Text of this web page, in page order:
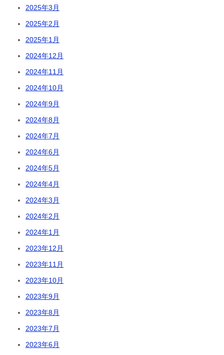
2025年3月
2025年2月
2025年1月
2024年12月
2024年11月
2024年10月
2024年9月
2024年8月
2024年7月
2024年6月
2024年5月
2024年4月
2024年3月
2024年2月
2024年1月
2023年12月
2023年11月
2023年10月
2023年9月
2023年8月
2023年7月
2023年6月